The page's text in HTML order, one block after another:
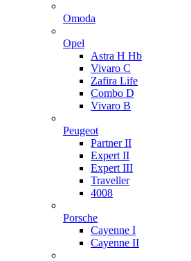
Omoda
Opel
Astra H Hb
Vivaro C
Zafira Life
Combo D
Vivaro B
Peugeot
Partner II
Expert II
Expert III
Traveller
4008
Porsche
Cayenne I
Cayenne II